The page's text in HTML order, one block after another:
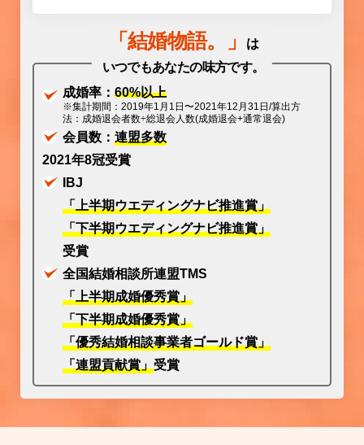
「 結婚物語。」
は
いつでもあなたの味方です。
成婚率： 60%以上
※集計期間：2019年1月1日〜2021年12月31日/算出方
法：成婚退会者数÷総退会人数(成婚退会+通常退会)
会員数： 連盟多数
2021年8冠受賞
IBJ
「上半期ウエディングナビ推進賞」
「下半期ウエディングナビ推進賞」
受賞
全国結婚相談所連盟TMS
「上半期成婚優秀賞」
「下半期成婚優秀賞」
「優秀結婚相談事業者ゴールド賞」
「連盟貢献賞」 受賞